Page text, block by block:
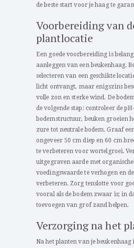
de beste start voor je haag te
Voorbereiding van
plantlocatie
Een goede voorbereiding is
aanleggen van een beukenhaag.
selecteren van een geschikte
licht ontvangt, maar enigszins
volle zon en sterke wind. De
de volgende stap: controleer de
bodemstructuur, beuken groeien
zure tot neutrale bodem. Graaf
ongeveer 50 cm diep en 60 cm
te verbeteren voor wortelgroei.
uitgegraven aarde met
voedingswaarde te verhogen en
verbeteren. Zorg tenslotte voor
vooral als de bodem zwaar is; in
toevoegen van grof zand helpen.
Verzorging na het
Na het planten van je